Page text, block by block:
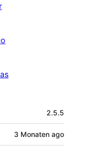
2.5.5
3 Monaten ago